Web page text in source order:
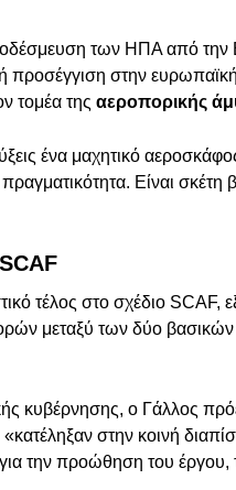
των ΗΠΑ από
προσέγγιση στην
τομέα της αεροπορικής
ένα μαχητικό
Είναι σκέτη
τέλος στο σχέδιο SCAF,
μεταξύ των δύο βασικών
κυβέρνησης, ο Γάλλος
στην κοινή
την προώθηση του έργου,